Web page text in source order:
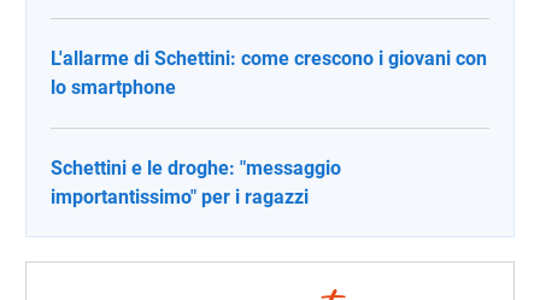
L'allarme di Schettini: come crescono i giovani con
lo smartphone
Schettini e le droghe: "messaggio
importantissimo" per i ragazzi